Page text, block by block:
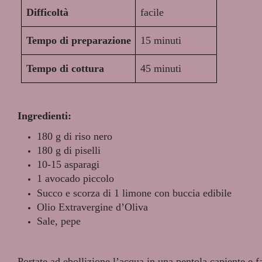
Difficoltà facile
Tempo di preparazione 15 minuti
Tempo di cottura 45 minuti
Ingredienti:
180 g di riso nero
180 g di piselli
10-15 asparagi
1 avocado piccolo
Succo e scorza di 1 limone con buccia edibile
Olio Extravergine d’Oliva
Sale, pepe